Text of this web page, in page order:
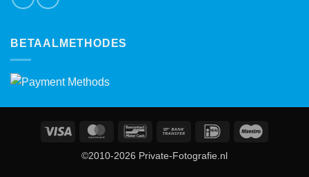
BETAALMETHODES
Visa MasterCardBancontactBank
IDeal
©2010-2026 Private-Fotografie.nl